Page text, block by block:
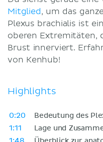
Mitglied, um das
Plexus brachialis ist
oberen Extremitäten,
Brust innerviert.
von Kenhub!
Highlights
0:20
Bedeutung des
1:11
Lage und